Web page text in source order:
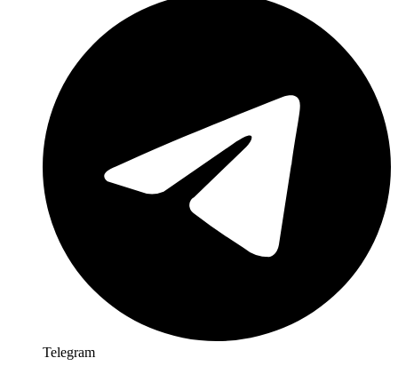
Telegram